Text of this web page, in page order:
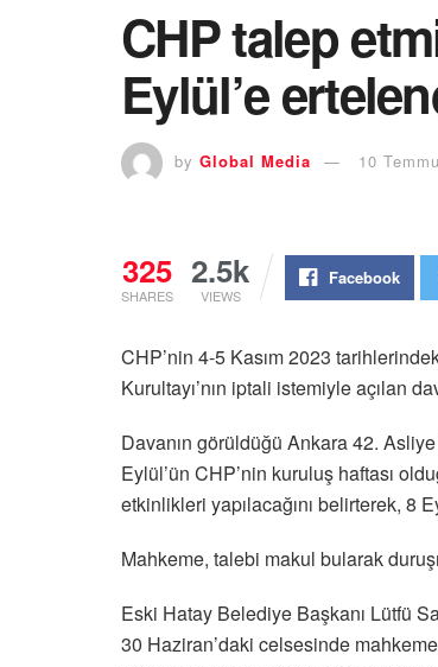
CHP talep
Eylül’e
by Global Media 10
325
SHARES
2.5k
VIEWS
Facebook
CHP’nin 4-5 Kasım 2023
Kurultayı’nın iptali istemiyle açılan
Davanın görüldüğü Ankara 42.
Eylül’ün CHP’nin kuruluş haftası
etkinlikleri yapılacağını belirterek, 8
Mahkeme, talebi makul bularak
Eski Hatay Belediye Başkanı Lütfü
30 Haziran’daki celsesinde